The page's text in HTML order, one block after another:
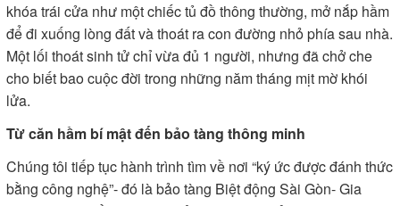
khóa trái cửa như một chiếc tủ đồ thông thường, mở nắp hầm
để đi xuống lòng đất và thoát ra con đường nhỏ phía sau nhà.
Một lối thoát sinh tử chỉ vừa đủ 1 người, nhưng đã chở che
cho biết bao cuộc đời trong những năm tháng mịt mờ khói
lửa.
Từ căn hầm bí mật đến bảo tàng thông minh
Chúng tôi tiếp tục hành trình tìm về nơi “ký ức được đánh thức
bằng công nghệ”- đó là bảo tàng Biệt động Sài Gòn- Gia